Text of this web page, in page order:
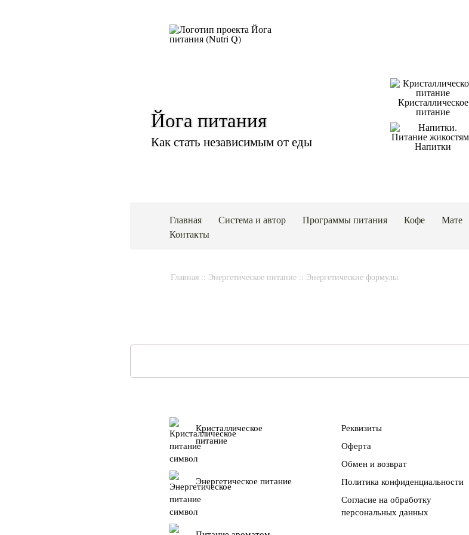
Йога питания
Как стать независимым от еды
Кристаллическое
питание
Напитки
Главная Система и автор Программы питания Кофе Мате
Контакты
Главная:: Энергетическое питание:: Энергетические формулы
Кристаллическое
питание
Энергетическое питание
Реквизиты
Оферта
Обмен и возврат
Политика конфиденциальности
Согласие на обработку
персональных данных